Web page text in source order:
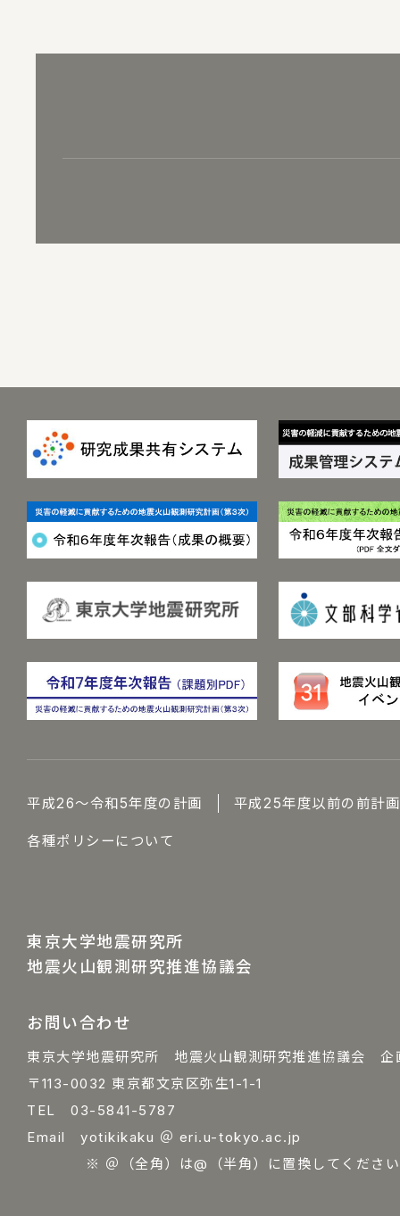
平成26～令和5年度の計画 平成25年度以前の前計画
各種ポリシーについて
東京大学地震研究所
地震火山観測研究推進協議会
お問い合わせ
東京大学地震研究所 地震火山観測研究推進協議会 企
〒113-0032 東京都文京区弥生1-1-1
TEL 03-5841-5787
Email yotikikaku ＠ eri.u-tokyo.ac.jp
※ ＠（全角）は@（半角）に置換してくださ